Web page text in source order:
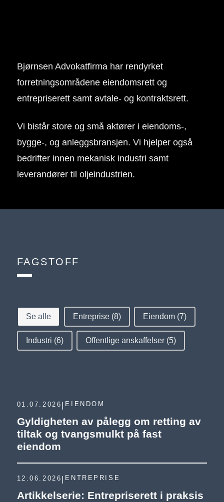
Bjørnsen Advokatfirma har rendyrket
forretningsområdene eiendomsrett og
entrepriserett samt avtale- og kontraktsrett.
Vi bistår store og små aktører i eiendoms-,
bygge-, og anleggsbransjen. Vi hjelper også
bedrifter innen mekanisk industri samt
leverandører til oljeindustrien.
FAGSTOFF
KATEGORI FAGSTOFF SIDE
Se alle Entreprise (8) Eiendom (7)
Industri (6) Offentlige anskaffelser (5)
01.07.2026 EIENDOM
Gyldigheten av pålegg om retting av
tiltak og tvangsmulkt på fast
eiendom
12.06.2026 ENTREPRISE
Artikkelserie: Entrepriserett i praksis